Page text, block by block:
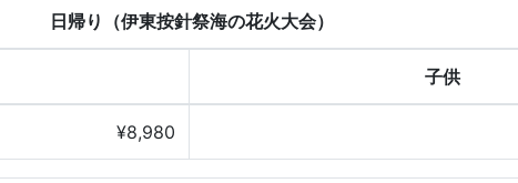
日帰り（伊東按針祭海の花火大会）
子供
¥8,980